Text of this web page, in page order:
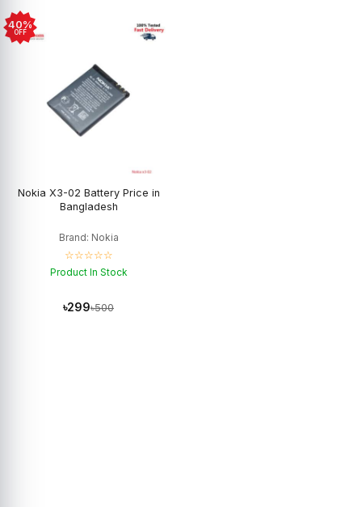
40%
OFF
Nokia X3-02 Battery Price in
Bangladesh
Brand: Nokia
☆☆☆☆☆
Product In Stock
৳299৳500